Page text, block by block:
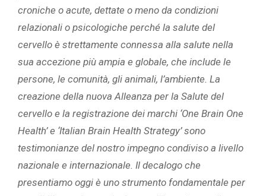
croniche o acute, dettate o meno da condizioni
relazionali o psicologiche perché la salute del
cervello è strettamente connessa alla salute nella
sua accezione più ampia e globale, che include le
persone, le comunità, gli animali, l’ambiente. La
creazione della nuova Alleanza per la Salute del
cervello e la registrazione dei marchi ‘One Brain One
Health’ e ‘Italian Brain Health Strategy’ sono
testimonianze del nostro impegno condiviso a livello
nazionale e internazionale. Il decalogo che
presentiamo oggi è uno strumento fondamentale per